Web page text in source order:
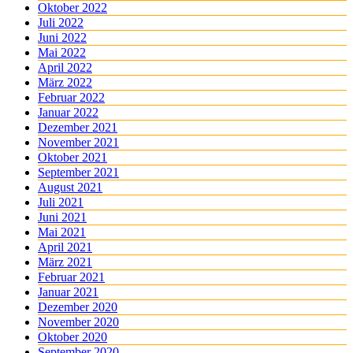
Oktober 2022
Juli 2022
Juni 2022
Mai 2022
April 2022
März 2022
Februar 2022
Januar 2022
Dezember 2021
November 2021
Oktober 2021
September 2021
August 2021
Juli 2021
Juni 2021
Mai 2021
April 2021
März 2021
Februar 2021
Januar 2021
Dezember 2020
November 2020
Oktober 2020